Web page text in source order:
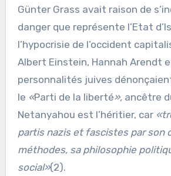
Günter Grass avait raison de
danger que représente l’Etat
l’hypocrisie de l’occident
Albert Einstein, Hannah Arendt
personnalités juives
le «Parti de la liberté»,ancêtre
Netanyahou est l’héritier, car «
partis nazis et fascistes par son
méthodes, sa philosophie
social»(2).